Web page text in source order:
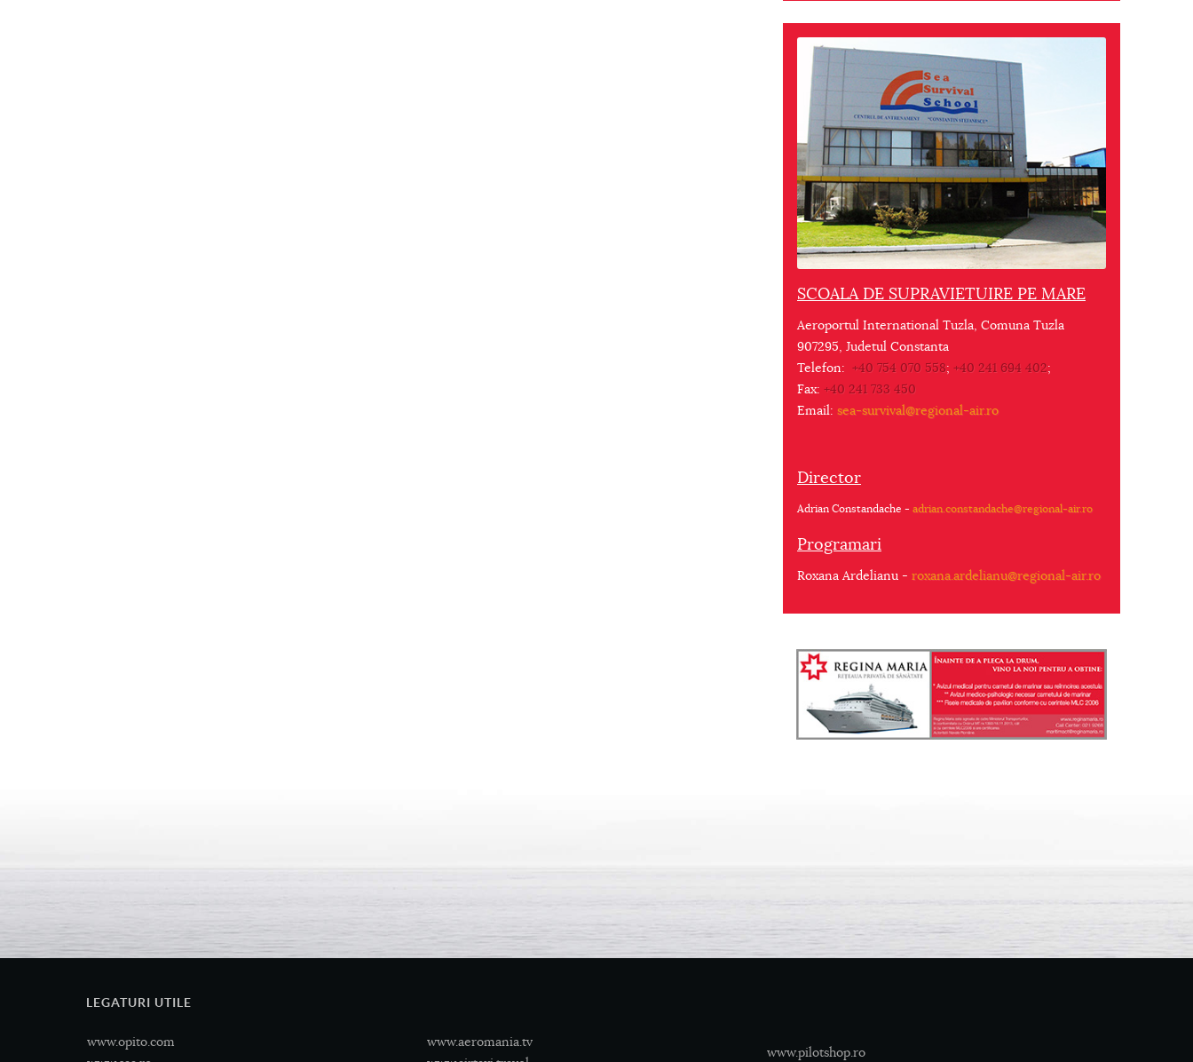
SCOALA DE SUPRAVIETUIRE PE MARE
Aeroportul International Tuzla, Comuna Tuzla
907295, Judetul Constanta
Telefon: +40 754 070 558; +40 241 694 402;
Fax: +40 241 733 450
Email: sea-survival@regional-air.ro
Director
Adrian Constandache - adrian.constandache@regional-air.ro
Programari
Roxana Ardelianu - roxana.ardelianu@regional-air.ro
LEGATURI UTILE
www.opito.com
www.aeromania.tv
www.pilotshop.ro